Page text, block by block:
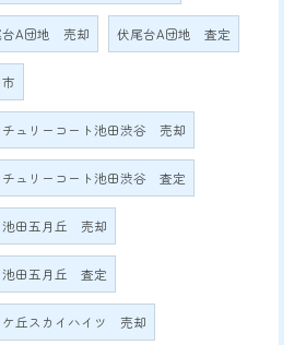
台A団地 売却 伏尾台A団地 査定
チュリーコート池田渋谷 売却
チュリーコート池田渋谷 査定
池田五月丘 売却
池田五月丘 査定
ケ丘スカイハイツ 売却